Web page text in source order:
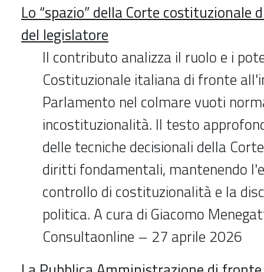
Lo “spazio” della Corte costituzionale
del legislatore
Il contributo analizza il ruolo e i
Costituzionale italiana di fronte
Parlamento nel colmare vuoti
incostituzionalità. Il testo
delle tecniche decisionali della
diritti fondamentali, mantenendo
controllo di costituzionalità e la
politica. A cura di Giacomo
Consultaonline – 27 aprile 2026